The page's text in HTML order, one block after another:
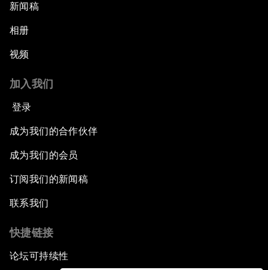
新闻稿
相册
视频
加入我们
登录
成为我们的合作伙伴
成为我们的会员
订阅我们的新闻稿
联系我们
快捷链接
论坛可持续性